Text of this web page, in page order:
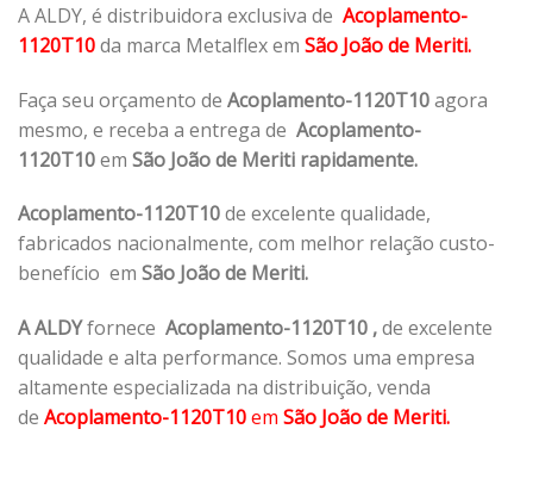
A ALDY, é distribuidora exclusiva de Acoplamento-
1120T10da marca Metalflex em São João de Meriti.
Faça seu orçamento de Acoplamento-1120T10agora
mesmo, e receba a entrega de Acoplamento-
1120T10em São João de Meriti rapidamente.
Acoplamento-1120T10de excelente qualidade,
fabricados nacionalmente, com melhor relação custo-
benefício em São João de Meriti.
A ALDYfornece Acoplamento-1120T10 ,de excelente
qualidade e alta performance. Somos uma empresa
altamente especializada na distribuição, venda
de Acoplamento-1120T10em São João de Meriti.